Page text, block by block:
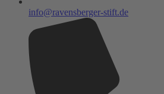
info@ravensberger-stift.de